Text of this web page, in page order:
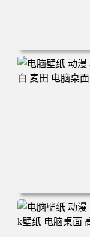
电脑壁纸 可爱动
纸 壁纸下载 壁纸
电脑壁纸 动漫 小
电脑桌面 高清壁